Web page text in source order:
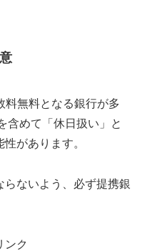
料無料となる銀行が多
含めて「休日扱い」と
があります。
らないよう、必ず提携銀
ンク